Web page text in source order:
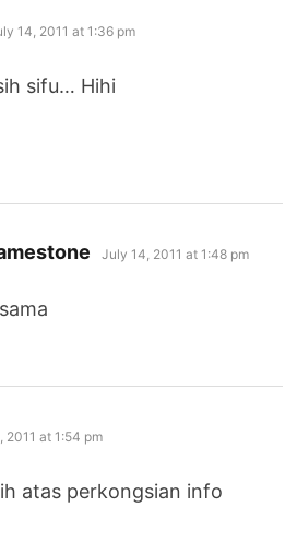
14, 2011 at 1:36 pm
sifu… Hihi
says:
July 14, 2011 at 1:48 pm
2011 at 1:54 pm
atas perkongsian info